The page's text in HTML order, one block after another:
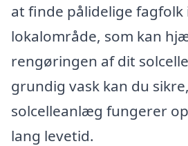
at finde pålidelige fagfolk
lokalområde, som kan
rengøringen af dit
grundig vask kan du
solcelleanlæg fungerer
lang levetid.